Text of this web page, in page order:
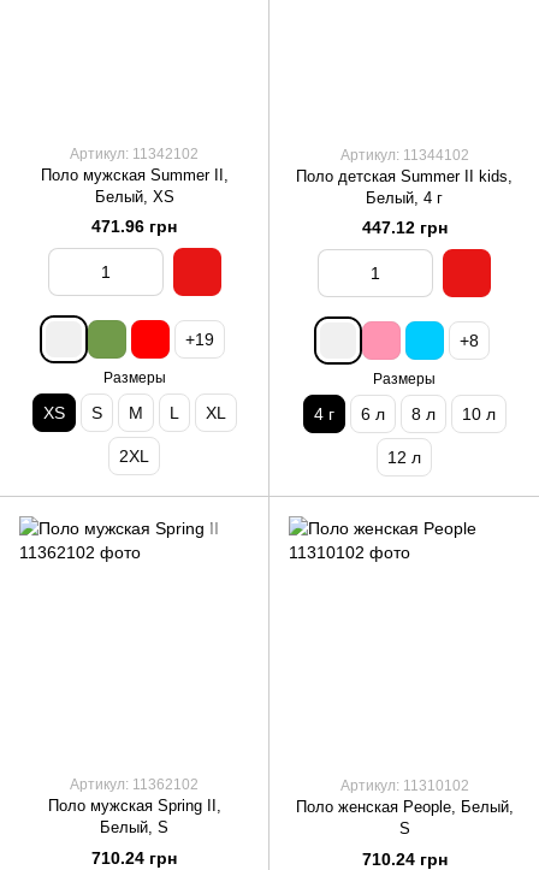
Артикул: 11342102
Поло мужская Summer II,
Белый, XS
471.96 грн
+19
Размеры
XS S M L XL
2XL
Артикул: 11344102
Поло детская Summer II kids,
Белый, 4 г
447.12 грн
+8
Размеры
4 г 6 л 8 л 10 л
12 л
Артикул: 11362102
Поло мужская Spring II,
Белый, S
710.24 грн
Артикул: 11310102
Поло женская People, Белый,
S
710.24 грн